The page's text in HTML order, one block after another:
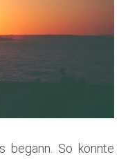
begann. So könnte